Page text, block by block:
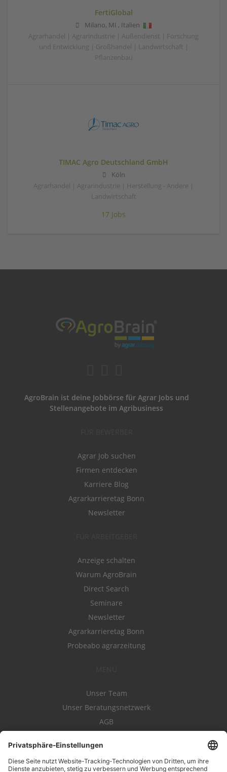
FertiGlobal
Milano, MI , Italien
Agrarhandel | Agrarindustrie | Außendienst | Forschung
und Entwicklung | Großhandel | Landwirtschaft |
Pflanzenbau
TIMAC Agro Deutschland GmbH
Köln
Agrarhandel | Agrarindustrie | Herstellung - Andere |
Landwirtschaft
17 Jobs
AgroBrain ist deine Jobbörse für Agrar Jobs und
Stellenangebote im Agribusiness
Agrar Job suchen
Firmen entdecken
Karriere Blog
Agrarkarrieretag Bonn
Newsletter
Anzeige schalten
Warum AgroBrain
Direct Search
Seminare
Newsletter
Agrarkarrieretag Bonn
Probeabo agrarzeitung
Unser Team
Unser Beratungsnetzwerk
AGB
Datenschutz
Impressum